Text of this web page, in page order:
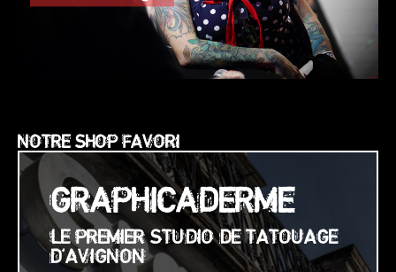
NOTRE SHOP FAVORI
GRAPHICADERME
LE PREMIER STUDIO DE TATOUAGE
D'AVIGNON